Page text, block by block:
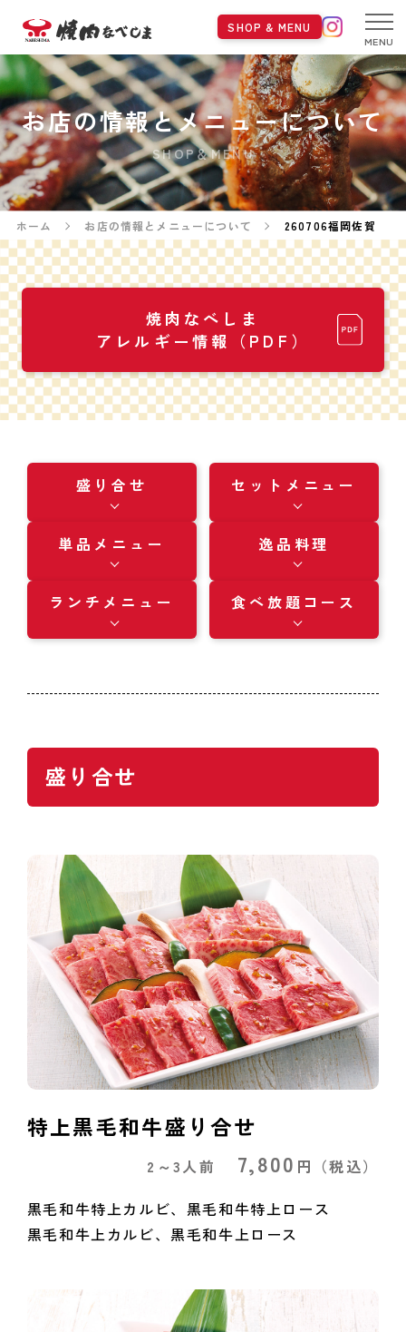
SHOP & MENU
MENU
お店の情報とメニューについて
SHOP＆MENU
ホーム お店の情報とメニューについて 260706福岡佐賀
焼肉なべしま
アレルギー情報（PDF）
盛り合せ セットメニュー
単品メニュー 逸品料理
ランチメニュー 食べ放題コース
盛り合せ
特上黒毛和牛盛り合せ
2～3人前 7,800 円 （税込）
黒毛和牛特上カルビ、黒毛和牛特上ロース
黒毛和牛上カルビ、黒毛和牛上ロース